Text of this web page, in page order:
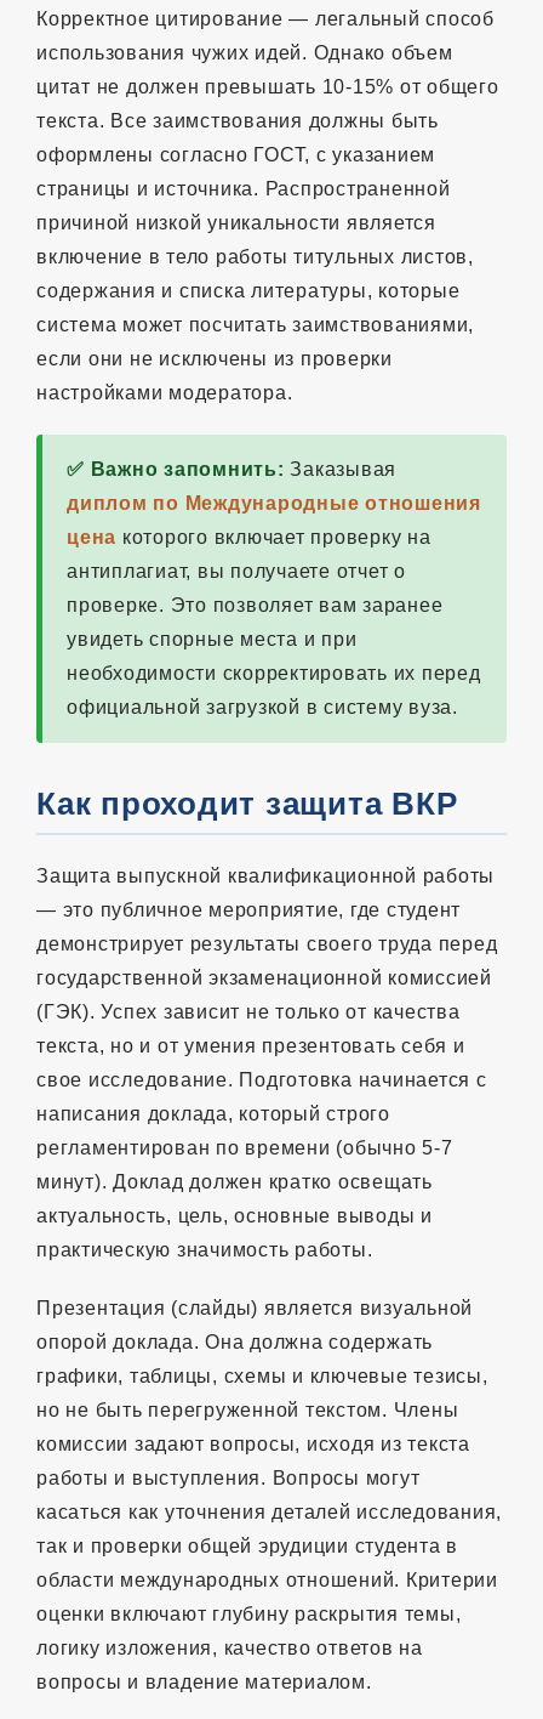
Корректное цитирование — легальный способ
использования чужих идей. Однако объем
цитат не должен превышать 10-15% от общего
текста. Все заимствования должны быть
оформлены согласно ГОСТ, с указанием
страницы и источника. Распространенной
причиной низкой уникальности является
включение в тело работы титульных листов,
содержания и списка литературы, которые
система может посчитать заимствованиями,
если они не исключены из проверки
настройками модератора.
✅ Важно запомнить: Заказывая
диплом по Международные отношения
цена которого включает проверку на
антиплагиат, вы получаете отчет о
проверке. Это позволяет вам заранее
увидеть спорные места и при
необходимости скорректировать их перед
официальной загрузкой в систему вуза.
Как проходит защита ВКР
Защита выпускной квалификационной работы
— это публичное мероприятие, где студент
демонстрирует результаты своего труда перед
государственной экзаменационной комиссией
(ГЭК). Успех зависит не только от качества
текста, но и от умения презентовать себя и
свое исследование. Подготовка начинается с
написания доклада, который строго
регламентирован по времени (обычно 5-7
минут). Доклад должен кратко освещать
актуальность, цель, основные выводы и
практическую значимость работы.
Презентация (слайды) является визуальной
опорой доклада. Она должна содержать
графики, таблицы, схемы и ключевые тезисы,
но не быть перегруженной текстом. Члены
комиссии задают вопросы, исходя из текста
работы и выступления. Вопросы могут
касаться как уточнения деталей исследования,
так и проверки общей эрудиции студента в
области международных отношений. Критерии
оценки включают глубину раскрытия темы,
логику изложения, качество ответов на
вопросы и владение материалом.